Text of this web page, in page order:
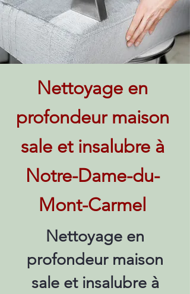
Nettoyage en
profondeur maison
sale et insalubre à
Notre-Dame-du-
Mont-Carmel
Nettoyage en
profondeur maison
sale et insalubre à